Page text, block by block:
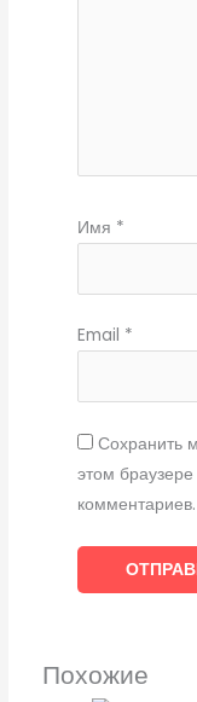
Имя *
Email *
Сохранить
этом
комментариев.
Похожие